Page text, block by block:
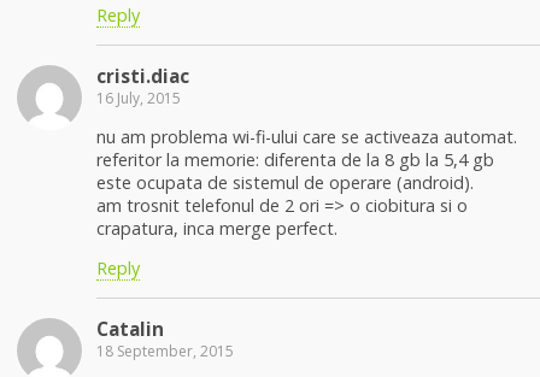
Reply
cristi.diac
16 July, 2015
nu am problema wi-fi-ului care se activeaza automat.
referitor la memorie: diferenta de la 8 gb la 5,4 gb
este ocupata de sistemul de operare (android).
am trosnit telefonul de 2 ori => o ciobitura si o
crapatura, inca merge perfect.
Reply
Catalin
18 September, 2015